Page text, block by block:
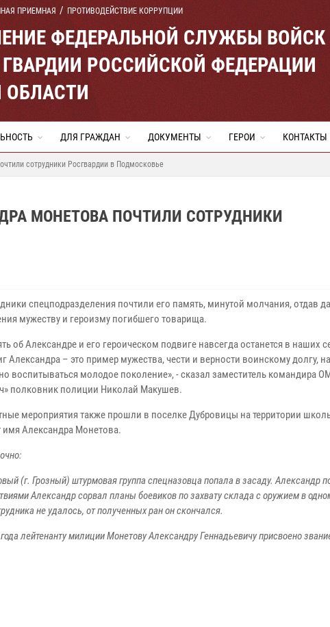
ПРИЕМНАЯ ПРОТИВОДЕЙСТВИЕ КОРРУПЦИИ
ФЕДЕРАЛЬНОЙ СЛУЖБЫ ВОЙСК
РОССИЙСКОЙ ФЕДЕРАЦИИ
ДЛЯ ГРАЖДАН ДОКУМЕНТЫ ГЕРОИ КОНТАКТЫ
сотрудники Росгвардии в Подмосковье
МОНЕТОВА ПОЧТИЛИ СОТРУДНИКИ
спецподразделения почтили его память, минутой молчания, отдав
мужеству и героизму погибшего товарища.
об Александре и его героическом подвиге навсегда останется в наших
Александра – это пример мужества, чести и верности воинскому долгу,
воспитываться молодое поколение», - сказал заместитель командира
полковник полиции Николай Макушев.
мероприятия также прошли в поселке Дубровицы на территории
имя Александра Монетова.
(г. Грозный) штурмовая группа спецназовца попала в засаду. Александр
Александр сорвал планы боевиков по захвату склада с оружием в
не удалось, от полученных ран он скончался.
лейтенанту милиции Монетову Александру Геннадьевичу присвоено